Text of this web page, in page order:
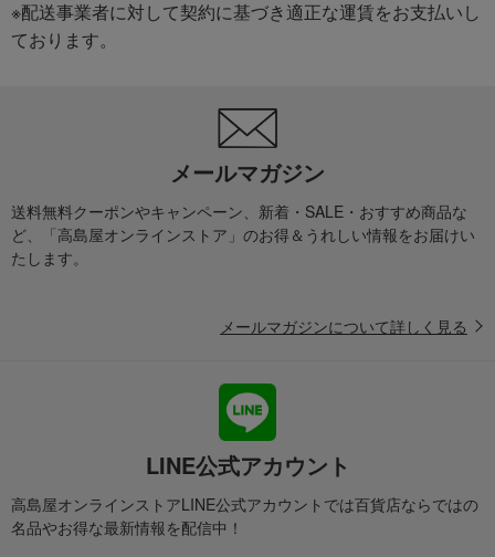
※配送事業者に対して契約に基づき適正な運賃をお支払いし
ております。
メールマガジン
送料無料クーポンやキャンペーン、新着・SALE・おすすめ商品な
ど、「高島屋オンラインストア」のお得＆うれしい情報をお届けい
たします。
メールマガジンについて詳しく見る
LINE公式アカウント
高島屋オンラインストアLINE公式アカウントでは百貨店ならではの
名品やお得な最新情報を配信中！